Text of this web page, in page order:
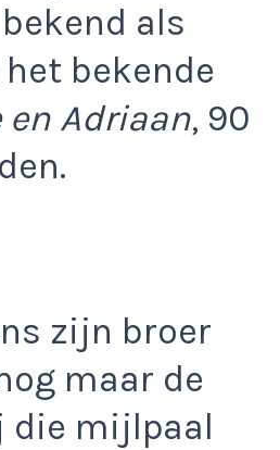
als
bekende
en Adriaan, 90
zijn broer
maar de
die mijlpaal